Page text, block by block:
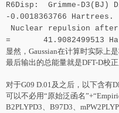
R6Disp: Grimme-
-0.0018363766 Hartrees.
Nuclear repulsion
= 41.9082499513
显然，Gaussian在计算时实际上
最后输出的总能量就是DFT-D校正
对于G09 D.01及之后，以下含有
可以不必用“原始泛函名
B2PLYPD3、B97D3、